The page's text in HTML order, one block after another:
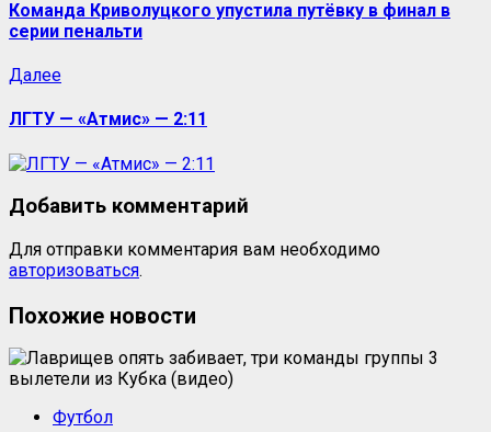
Команда Криволуцкого упустила путёвку в финал в
серии пенальти
Далее
ЛГТУ — «Атмис» — 2:11
Добавить комментарий
Для отправки комментария вам необходимо
авторизоваться.
Похожие новости
Футбол